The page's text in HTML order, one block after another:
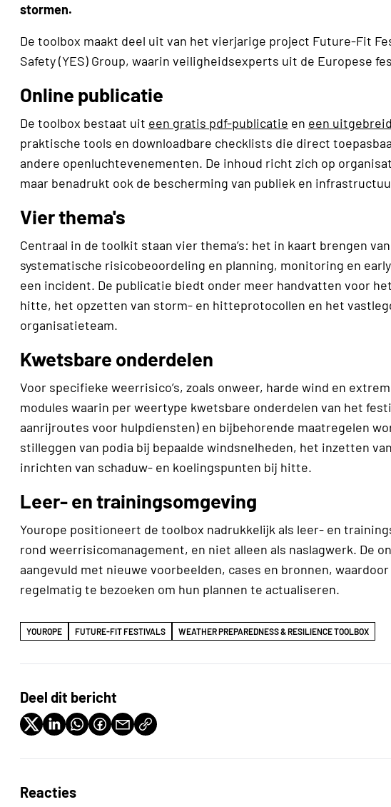
stormen.
De toolbox maakt deel uit van het vierjarige project Future-Fit
Safety (YES) Group, waarin veiligheidsexperts uit de Europese
Online publicatie
De toolbox bestaat uit een gratis pdf-publicatie en een
praktische tools en downloadbare checklists die direct
andere openluchtevenementen. De inhoud richt zich op
maar benadrukt ook de bescherming van publiek en
Vier thema's
Centraal in de toolkit staan vier thema’s: het in kaart brengen
systematische risicobeoordeling en planning, monitoring en
een incident. De publicatie biedt onder meer handvatten voor
hitte, het opzetten van storm- en hitteprotocollen en het
organisatieteam.​
Kwetsbare onderdelen
Voor specifieke weerrisico’s, zoals onweer, harde wind en
modules waarin per weertype kwetsbare onderdelen van het
aanrijroutes voor hulpdiensten) en bijbehorende maatregelen
stilleggen van podia bij bepaalde windsnelheden, het inzetten
inrichten van schaduw- en koelingspunten bij hitte.
Leer- en trainingsomgeving
Yourope positioneert de toolbox nadrukkelijk als leer- en
rond weerrisicomanagement, en niet alleen als naslagwerk. De
aangevuld met nieuwe voorbeelden, cases en bronnen,
regelmatig te bezoeken om hun plannen te actualiseren.
YOUROPE FUTURE-FIT FESTIVALS WEATHER PREPAREDNESS & RESILIENCE TOOLBOX
Deel dit bericht
Reacties